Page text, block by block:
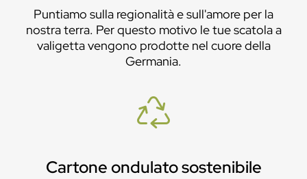
Puntiamo sulla regionalità e sull'amore per la
nostra terra. Per questo motivo le tue scatola a
valigetta vengono prodotte nel cuore della
Germania.
Cartone ondulato sostenibile